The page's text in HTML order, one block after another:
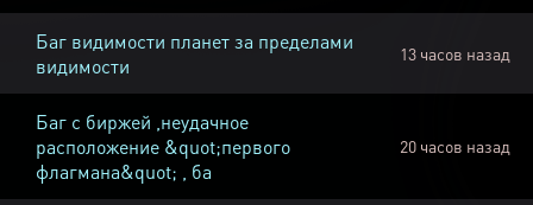
Баг видимости планет за пределами
видимости
13 часов назад
Баг с биржей ,неудачное
расположение &quot;первого
флагмана&quot; , ба
20 часов назад